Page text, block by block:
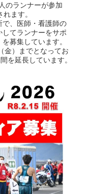
のランナーが参加
ます。
、医師・看護師の
てランナーをサポ
募集しています。
金）までとなってお
を延長しています。